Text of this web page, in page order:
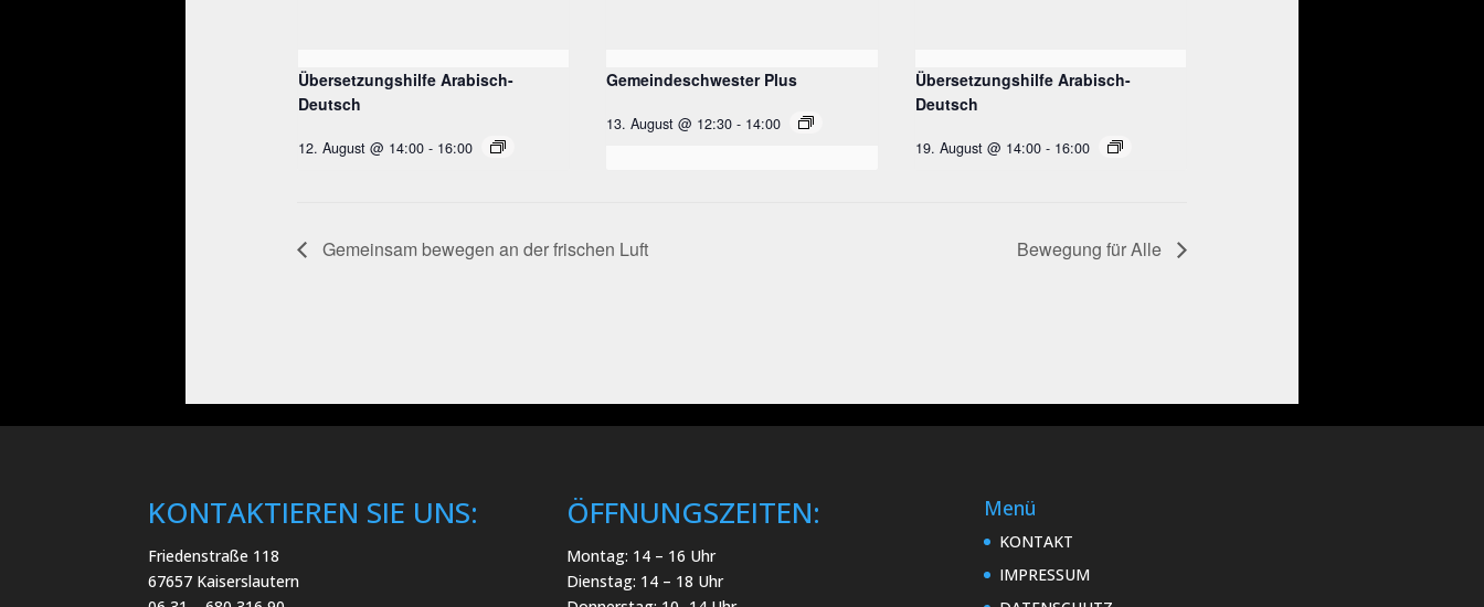
Übersetzungshilfe Arabisch-
Deutsch
12. August @ 14:00 - 16:00
Gemeindeschwester Plus
13. August @ 12:30 - 14:00
Übersetzungshilfe Arabisch-
Deutsch
19. August @ 14:00 - 16:00
Gemeinsam bewegen an der frischen Luft Bewegung für Alle
KONTAKTIEREN SIE UNS:
Friedenstraße 118
67657 Kaiserslautern
ÖFFNUNGSZEITEN:
Montag: 14 – 16 Uhr
Dienstag: 14 – 18 Uhr
Menü
KONTAKT
IMPRESSUM